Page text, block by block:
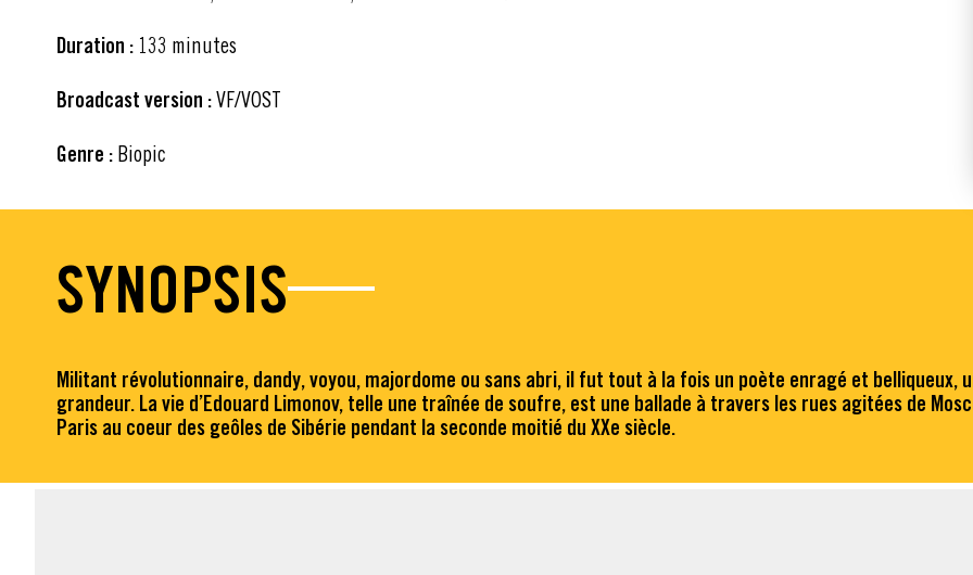
Duration : 133 minutes
Broadcast version :VF/VOST
Genre : Biopic
SYNOPSIS
Militant révolutionnaire, dandy, voyou, majordome ou sans abri, il fut tout à la fois un poète enragé et
grandeur. La vie d’Edouard Limonov, telle une traînée de soufre, est une ballade à travers les rues agitées de
Paris au coeur des geôles de Sibérie pendant la seconde moitié du XXe siècle.